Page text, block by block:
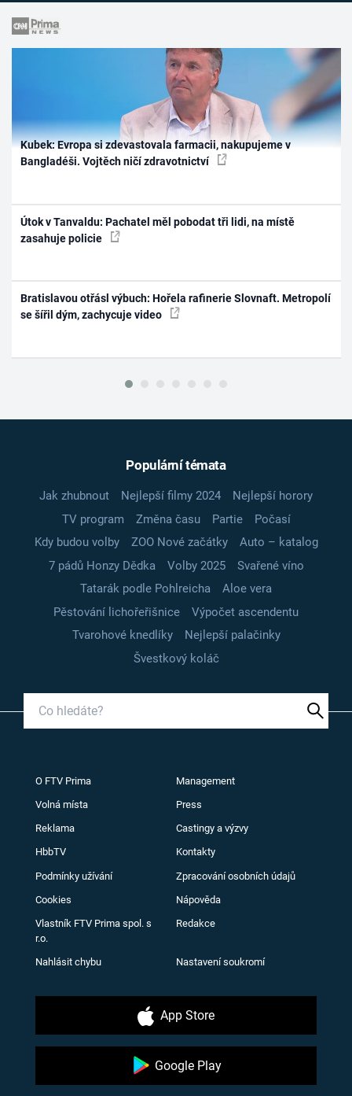
Kubek: Evropa si zdevastovala farmacii, nakupujeme v
Bangladéši. Vojtěch ničí zdravotnictví
Útok v Tanvaldu: Pachatel měl pobodat tři lidi, na místě
zasahuje policie
Bratislavou otřásl výbuch: Hořela rafinerie Slovnaft. Metropolí
se šířil dým, zachycuje video
Populární témata
Jak zhubnout Nejlepší filmy 2024
Nejlepší horory
TV program
Změna času Partie
Počasí
Kdy budou volby
ZOO Nové začátky
Auto – katalog
7 pádů Honzy Dědka
Volby 2025
Svařené víno
Tatarák podle Pohlreicha
Aloe vera
Pěstování lichořeřišnice
Výpočet ascendentu
Tvarohové knedlíky
Nejlepší palačinky
Švestkový koláč
O FTV Prima Management
Volná místa Press
Reklama Castingy a výzvy
HbbTV Kontakty
Podmínky užívání Zpracování osobních údajů
Cookies Nápověda
Vlastník FTV Prima spol. s
r.o.
Redakce
Nahlásit chybu Nastavení soukromí
App Store
Google Play